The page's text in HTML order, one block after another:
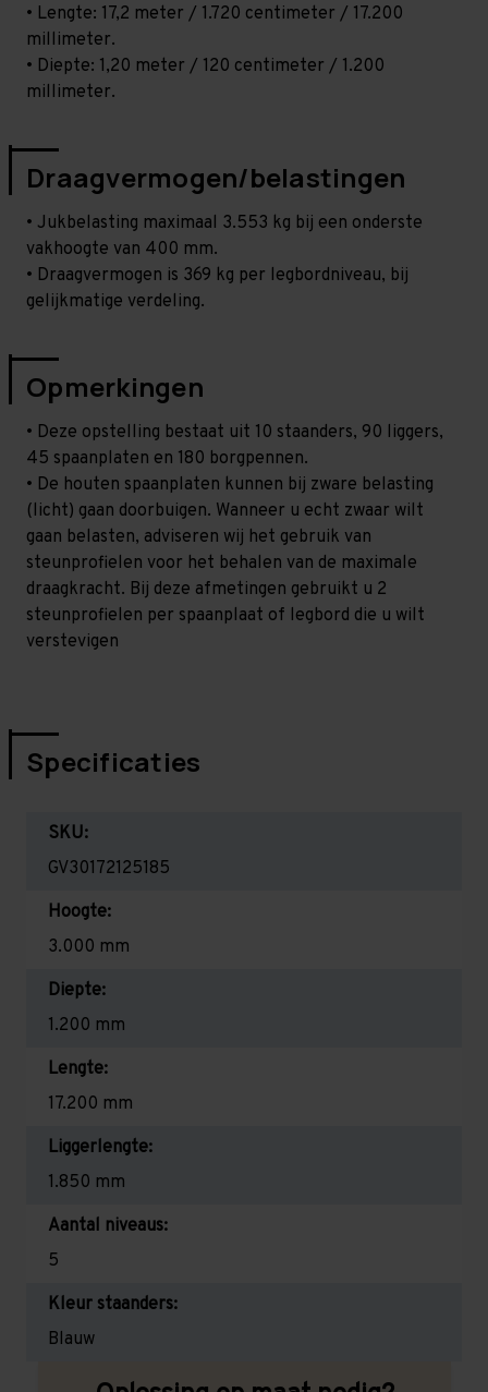
• Lengte: 17,2 meter / 1.720 centimeter / 17.200
millimeter.
• Diepte: 1,20 meter / 120 centimeter / 1.200
millimeter.
Draagvermogen/belastingen
• Jukbelasting maximaal 3.553 kg bij een onderste
vakhoogte van 400 mm.
• Draagvermogen is 369 kg per legbordniveau, bij
gelijkmatige verdeling.
Opmerkingen
• Deze opstelling bestaat uit 10 staanders, 90 liggers,
45 spaanplaten en 180 borgpennen.
• De houten spaanplaten kunnen bij zware belasting
(licht) gaan doorbuigen. Wanneer u echt zwaar wilt
gaan belasten, adviseren wij het gebruik van
steunprofielen voor het behalen van de maximale
draagkracht. Bij deze afmetingen gebruikt u 2
steunprofielen per spaanplaat of legbord die u wilt
verstevigen
Specificaties
SKU:
GV30172125185
Hoogte:
3.000 mm
Diepte:
1.200 mm
Lengte:
17.200 mm
Liggerlengte:
1.850 mm
Aantal niveaus:
5
Kleur staanders:
Blauw